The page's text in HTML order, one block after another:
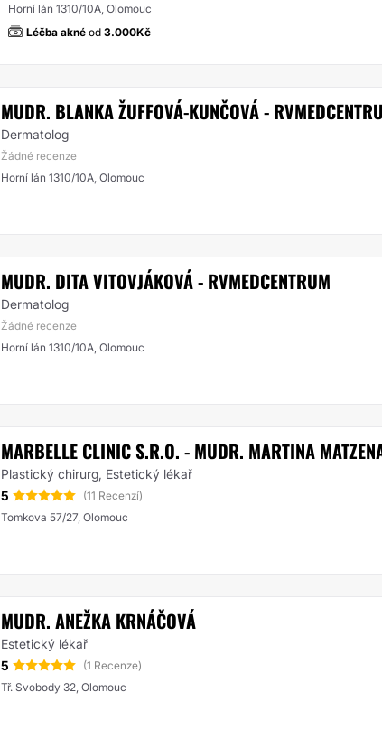
Horní lán 1310/10A, Olomouc
Léčba akné od 3.000Kč
MUDR. BLANKA ŽUFFOVÁ-KUNČOVÁ -
Dermatolog
Žádné recenze
Horní lán 1310/10A, Olomouc
MUDR. DITA VITOVJÁKOVÁ - RVMEDCENTRUM
Dermatolog
Žádné recenze
Horní lán 1310/10A, Olomouc
MARBELLE CLINIC S.R.O. - MUDR. MARTINA
Plastický chirurg, Estetický lékař
5
(11 Recenzí)
Tomkova 57/27, Olomouc
MUDR. ANEŽKA KRNÁČOVÁ
Estetický lékař
5
(1 Recenze)
Tř. Svobody 32, Olomouc